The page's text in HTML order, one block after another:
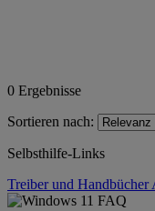
0 Ergebnisse
Sortieren nach:
Selbsthilfe-Links
Treiber und Handbücher